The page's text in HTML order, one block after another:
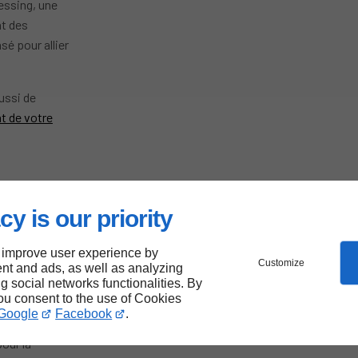
is our priority
user experience by
and ads, as well as analyzing
social networks functionalities. By
consent to the use of Cookies
Facebook .
Customize
une
des
pour allier
de
de votre
pour
la